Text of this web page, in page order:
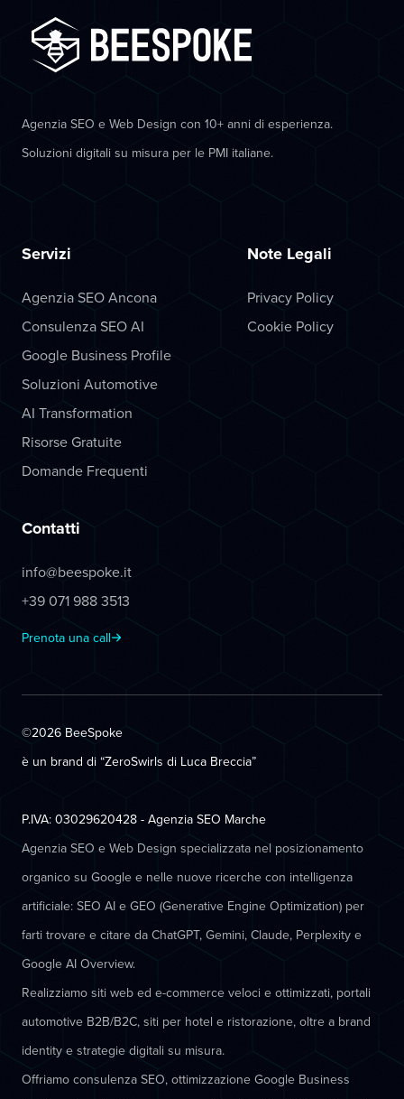
Agenzia SEO e Web Design con 10+ anni di esperienza.
Soluzioni digitali su misura per le PMI italiane.
Servizi
Agenzia SEO Ancona
Consulenza SEO AI
Google Business Profile
Soluzioni Automotive
AI Transformation
Risorse Gratuite
Domande Frequenti
Note Legali
Privacy Policy
Cookie Policy
Contatti
info@beespoke.it
+39 071 988 3513
Prenota una call
©2026 BeeSpoke
è un brand di “ZeroSwirls di Luca Breccia”
P.IVA: 03029620428 - Agenzia SEO Marche
Agenzia SEO e Web Design specializzata nel posizionamento
organico su Google e nelle nuove ricerche con intelligenza
artificiale: SEO AI e GEO (Generative Engine Optimization) per
farti trovare e citare da ChatGPT, Gemini, Claude, Perplexity e
Google AI Overview.
Realizziamo siti web ed e-commerce veloci e ottimizzati, portali
automotive B2B/B2C, siti per hotel e ristorazione, oltre a brand
identity e strategie digitali su misura.
Offriamo consulenza SEO, ottimizzazione Google Business